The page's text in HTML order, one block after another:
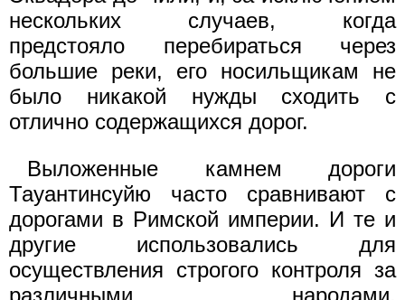
нескольких случаев, когда
предстояло перебираться через
большие реки, его носильщикам не
было никакой нужды сходить с
отлично содержащихся дорог.
Выложенные камнем дороги
Тауантинсуйю часто сравнивают с
дорогами в Римской империи. И те и
другие использовались для
осуществления строгого контроля за
различными народами,